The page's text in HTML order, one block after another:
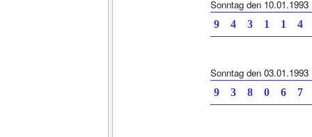
Sonntag den 10.01.1993
9 4 3 1 1
Sonntag den 03.01.1993
9 3 8 0 6